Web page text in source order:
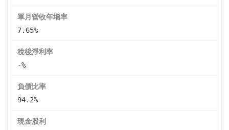
單月營收年增率
7.65%
稅後淨利率
-%
負債比率
94.2%
現金股利